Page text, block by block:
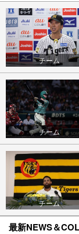
チーム
チーム
チーム
最新NEWS＆